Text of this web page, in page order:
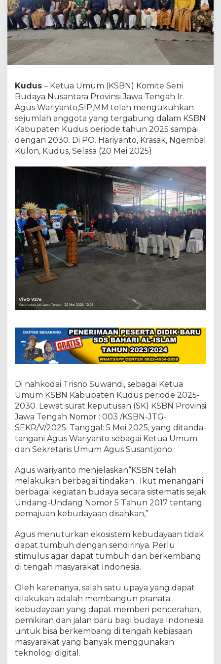
k
u
h
N
K
u
d
s
p
e
i
2
0
2
5
-
2
0
Kudus – Ketua Umum (KSBN) Komite Seni
Budaya Nusantara Provinsi Jawa Tengah Ir.
Agus Wariyanto,SIP,MM telah mengukuhkan
sejumlah anggota yang tergabung dalam KSBN
Kabupaten Kudus periode tahun 2025 sampai
dengan 2030. Di PO. Hariyanto, Krasak, Ngembal
Kulon, Kudus, Selasa (20 Mei 2025)
Di nahkodai Trisno Suwandi, sebagai Ketua
Umum KSBN Kabupaten Kudus periode 2025-
2030. Lewat surat keputusan (SK) KSBN Provinsi
Jawa Tengah Nomor : 003 /KSBN-JTG-
SEKR/V/2025. Tanggal: 5 Mei 2025, yang ditanda-
tangani Agus Wariyanto sebagai Ketua Umum
dan Sekretaris Umum Agus Susantijono.
Agus wariyanto menjelaskan“KSBN telah
melakukan berbagai tindakan . Ikut menangani
berbagai kegiatan budaya secara sistematis sejak
Undang-Undang Nomor 5 Tahun 2017 tentang
pemajuan kebudayaan disahkan,”
Agus menuturkan ekosistem kebudayaan tidak
dapat tumbuh dengan sendirinya. Perlu
stimulus agar dapat tumbuh dan berkembang
di tengah masyarakat Indonesia.
Oleh karenanya, salah satu upaya yang dapat
dilakukan adalah membangun pranata
kebudayaan yang dapat memberi pencerahan,
pemikiran dan jalan baru bagi budaya Indonesia
untuk bisa berkembang di tengah kebiasaan
masyarakat yang banyak menggunakan
teknologi digital.